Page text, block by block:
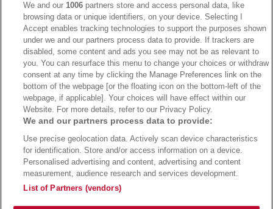
→Bwin Bonus →Bwin besuchen
Alle Anbieter auf dieser Webseite sind offiziell in Deutschland
We and our1006 partners store and access personal data, like
browsing data or unique identifiers, on your device. Selecting I
Accept enables tracking technologies to support the purposes shown
under we and our partners process data to provide. If trackers are
disabled, some content and ads you see may not be as relevant to
you. You can resurface this menu to change your choices or withdraw
consent at any time by clicking the Manage Preferences link on the
bottom of the webpage [or the floating icon on the bottom-left of the
webpage, if applicable]. Your choices will have effect within our
Website. For more details, refer to our Privacy Policy.
We and our partners process data to provide:
Use precise geolocation data. Actively scan device characteristics
for identification. Store and/or access information on a device.
Personalised advertising and content, advertising and content
measurement, audience research and services development.
List of Partners (vendors)